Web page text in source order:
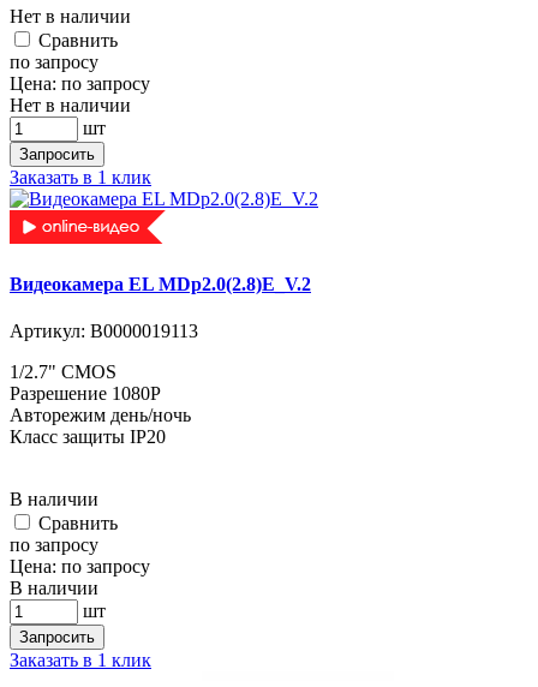
Нет в наличии
Cравнить
по запросу
Цена: по запросу
Нет в наличии
шт
Запросить
Заказать в 1 клик
Видеокамера EL MDp2.0(2.8)E_V.2
Артикул: В0000019113
1/2.7" CMOS
Разрешение 1080P
Авторежим день/ночь
Класс защиты IP20
В наличии
Cравнить
по запросу
Цена: по запросу
В наличии
шт
Запросить
Заказать в 1 клик